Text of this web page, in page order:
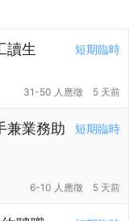
短期臨時
讀生
31-50 人應徵 5 天前
短期臨時
兼業務助
6-10 人應徵 5 天前